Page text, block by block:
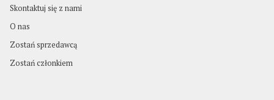
Skontaktuj się z nami
O nas
Zostań sprzedawcą
Zostań członkiem